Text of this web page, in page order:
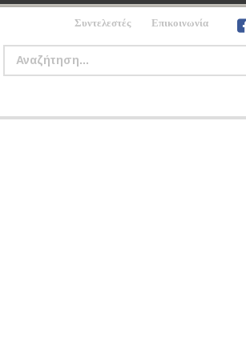
Συντελεστές Επικοινωνία